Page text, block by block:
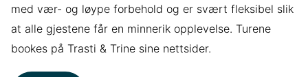
med vær- og løype forbehold og er svært fleksibel slik
at alle gjestene får en minnerik opplevelse. Turene
bookes på Trasti & Trine sine nettsider.